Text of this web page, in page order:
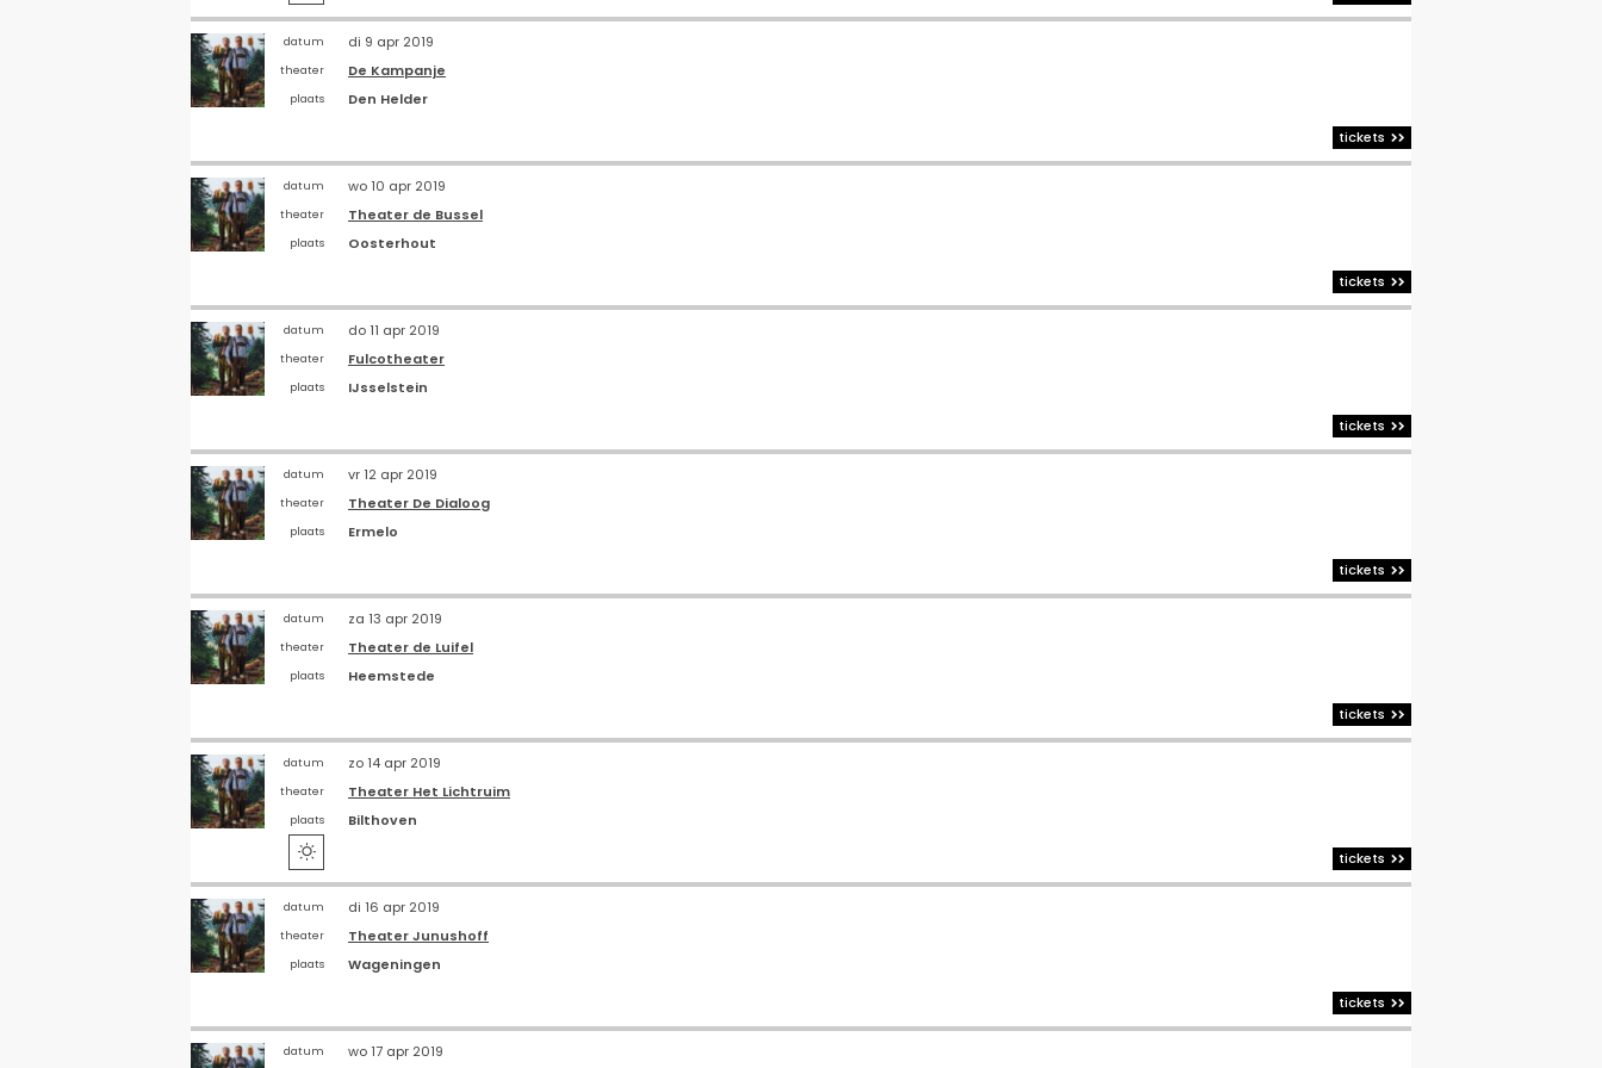
datum di 9 apr 2019
theater De Kampanje
plaats
Den Helder
tickets
datum wo 10 apr 2019
theater Theater de Bussel
plaats
Oosterhout
tickets
datum do 11 apr 2019
theater Fulcotheater
plaats
IJsselstein
tickets
datum vr 12 apr 2019
theater Theater De Dialoog
plaats
Ermelo
tickets
datum za 13 apr 2019
theater Theater de Luifel
plaats
Heemstede
tickets
datum zo 14 apr 2019
theater Theater Het Lichtruim
plaats Bilthoven
 tickets
datum di 16 apr 2019
theater Theater Junushoff
plaats
Wageningen
tickets
datum wo 17 apr 2019